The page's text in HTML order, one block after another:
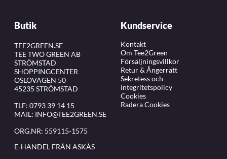
Butik
TEE2GREEN.SE
TEE TWO GREEN AB
STRÖMSTAD
SHOPPINGCENTER
OSLOVÄGEN 50
45235 STRÖMSTAD
TLF: 0793 39 14 15
MAIL: INFO@TEE2GREEN.SE
ORG.NR: 559115-1575
E-HANDEL FRÅN ASKÅS
Kundservice
Kontakt
Om Tee2Green
Försäljningsvillkor
Retur & Ångerrätt
Sekretess och
integritetspolicy
Cookies
Radera Cookies